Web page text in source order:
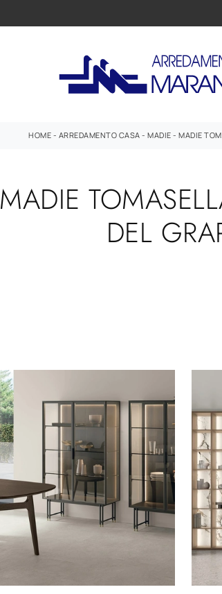
HOME - ARREDAMENTO CASA - MADIE - MADIE
MADIE
DEL